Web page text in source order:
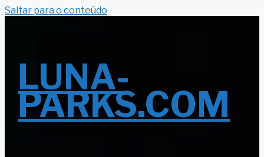
Saltar para o conteúdo
LUNA-
PARKS.COM